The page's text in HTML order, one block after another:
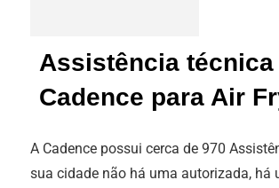
Assistência técnica
Cadence para Air
A Cadence possui cerca de 970
sua cidade não há uma autorizada, há